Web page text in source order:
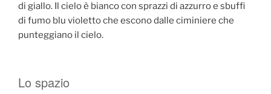
di giallo. Il cielo è bianco con sprazzi di azzurro e sbuffi
di fumo blu violetto che escono dalle ciminiere che
punteggiano il cielo.
Lo spazio